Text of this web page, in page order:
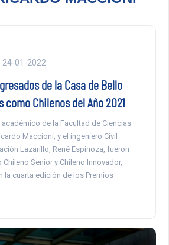
24-01-2022
de la Casa de Bello
Chilenos del Año 2021
de la Facultad de Ciencias
Maccioni, y el ingeniero Civil
Lazarillo, René Espinoza, fueron
Senior y Chileno Innovador,
la cuarta edición de los Premios